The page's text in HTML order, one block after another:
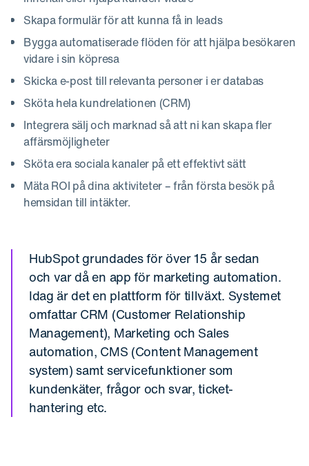
Skapa formulär för att kunna få in leads
Bygga automatiserade flöden för att hjälpa besökaren
vidare i sin köpresa
Skicka e-post till relevanta personer i er databas
Sköta hela kundrelationen (CRM)
Integrera sälj och marknad så att ni kan skapa fler
affärsmöjligheter
Sköta era sociala kanaler på ett effektivt sätt
Mäta ROI på dina aktiviteter – från första besök på
hemsidan till intäkter.
HubSpot grundades för över 15 år sedan
och var då en app för marketing automation.
Idag är det en plattform för tillväxt. Systemet
omfattar CRM (Customer Relationship
Management), Marketing och Sales
automation, CMS (Content Management
system) samt servicefunktioner som
kundenkäter, frågor och svar, ticket-
hantering etc.